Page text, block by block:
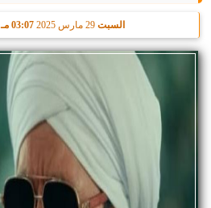
السبت 03:07 مـ